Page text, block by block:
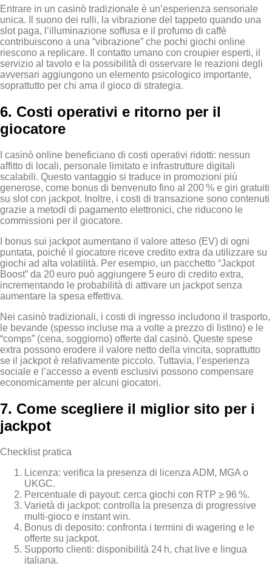
Entrare in un casinò tradizionale è un’esperienza sensoriale
unica. Il suono dei rulli, la vibrazione del tappeto quando una
slot paga, l’illuminazione soffusa e il profumo di caffè
contribuiscono a una “vibrazione” che pochi giochi online
riescono a replicare. Il contatto umano con croupier esperti, il
servizio al tavolo e la possibilità di osservare le reazioni degli
avversari aggiungono un elemento psicologico importante,
soprattutto per chi ama il gioco di strategia.
6. Costi operativi e ritorno per il
giocatore
I casinò online beneficiano di costi operativi ridotti: nessun
affitto di locali, personale limitato e infrastrutture digitali
scalabili. Questo vantaggio si traduce in promozioni più
generose, come bonus di benvenuto fino al 200 % e giri gratuiti
su slot con jackpot. Inoltre, i costi di transazione sono contenuti
grazie a metodi di pagamento elettronici, che riducono le
commissioni per il giocatore.
I bonus sui jackpot aumentano il valore atteso (EV) di ogni
puntata, poiché il giocatore riceve credito extra da utilizzare su
giochi ad alta volatilità. Per esempio, un pacchetto “Jackpot
Boost” da 20 euro può aggiungere 5 euro di credito extra,
incrementando le probabilità di attivare un jackpot senza
aumentare la spesa effettiva.
Nei casinò tradizionali, i costi di ingresso includono il trasporto,
le bevande (spesso incluse ma a volte a prezzo di listino) e le
“comps” (cena, soggiorno) offerte dal casinò. Queste spese
extra possono erodere il valore netto della vincita, soprattutto
se il jackpot è relativamente piccolo. Tuttavia, l’esperienza
sociale e l’accesso a eventi esclusivi possono compensare
economicamente per alcuni giocatori.
7. Come scegliere il miglior sito per i
jackpot
Checklist pratica
Licenza: verifica la presenza di licenza ADM, MGA o
UKGC.
Percentuale di payout: cerca giochi con RTP ≥ 96 %.
Varietà di jackpot: controlla la presenza di progressive
multi‑gioco e instant win.
Bonus di deposito: confronta i termini di wagering e le
offerte su jackpot.
Supporto clienti: disponibilità 24 h, chat live e lingua
italiana.